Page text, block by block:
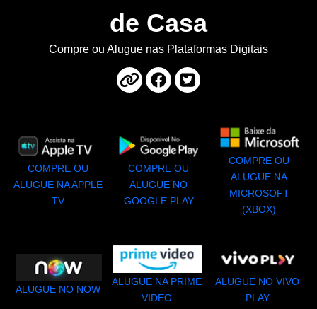
de Casa
Compre ou Alugue nas Plataformas Digitais
COMPRE OU
ALUGUE NA APPLE
TV
COMPRE OU
ALUGUE NO
GOOGLE PLAY
COMPRE OU
ALUGUE NA
MICROSOFT
(XBOX)
ALUGUE NO NOW
ALUGUE NA PRIME
VIDEO
ALUGUE NO VIVO
PLAY